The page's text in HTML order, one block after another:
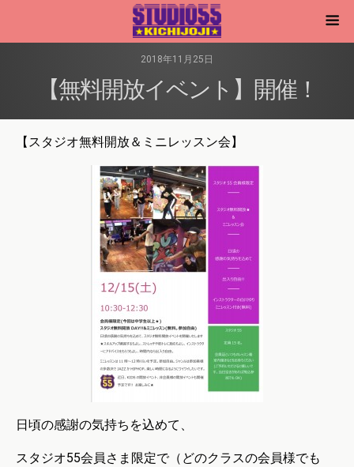
2018年11月25日
【無料開放イベント】開催！
【スタジオ無料開放＆ミニレッスン会】
日頃の感謝の気持ちを込めて、
スタジオ55会員さま限定で（どのクラスの会員様でも